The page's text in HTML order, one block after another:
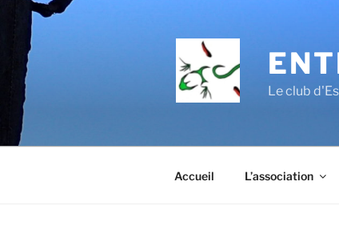
contenu
principal
Le club
Accueil L’association